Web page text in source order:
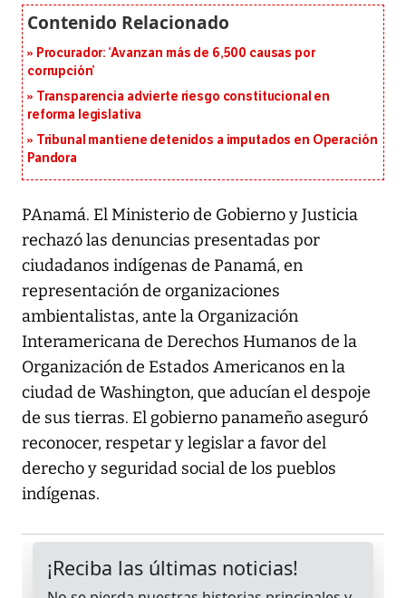
Procurador: ‘Avanzan más de 6,500 causas por
corrupción’
Transparencia advierte riesgo constitucional en
reforma legislativa
Tribunal mantiene detenidos a imputados en Operación
Pandora
PAnamá. El Ministerio de Gobierno y Justicia
rechazó las denuncias presentadas por
ciudadanos indígenas de Panamá, en
representación de organizaciones
ambientalistas, ante la Organización
Interamericana de Derechos Humanos de la
Organización de Estados Americanos en la
ciudad de Washington, que aducían el despoje
de sus tierras. El gobierno panameño aseguró
reconocer, respetar y legislar a favor del
derecho y seguridad social de los pueblos
indígenas.